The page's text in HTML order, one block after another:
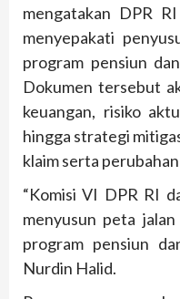
mengatakan DPR
menyepakati
program pensiun
Dokumen tersebut
keuangan, risiko
hingga strategi
klaim serta
“Komisi VI DPR RI
menyusun peta
program pensiun
Nurdin Halid.